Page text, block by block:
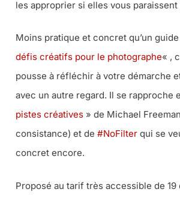
les approprier si elles vous
Moins pratique et concret qu’un
défis créatifs pour le photographe« ,
pousse à réfléchir à votre démarche
avec un autre regard. Il se rapproche
pistes créatives » de Michael
consistance) et de #NoFilter qui se
concret encore.
Proposé au tarif très accessible de 19